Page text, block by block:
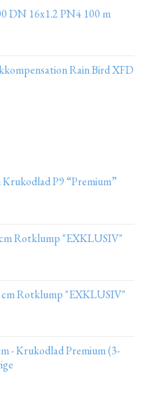
DN 16x1.2 PN4 100 m
Rain Bird XFD
P9 “Premium”
Rotklump "EXKLUSIV"
cm Rotklump "EXKLUSIV"
- Krukodlad Premium (3-